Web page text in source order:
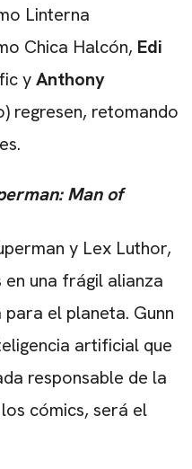
Linterna
Chica Halcón, Edi
yAnthony
regresen, retomando
Man of
y Lex Luthor,
una frágil alianza
el planeta. Gunn
artificial que
responsable de la
cómics, será el